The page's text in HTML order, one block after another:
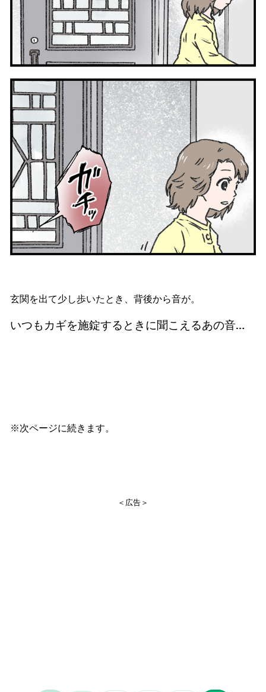
玄関を出て少し歩いたとき、背後から音が。
いつもカギを施錠するときに聞こえるあの音…
※次ページに続きます。
＜広告＞